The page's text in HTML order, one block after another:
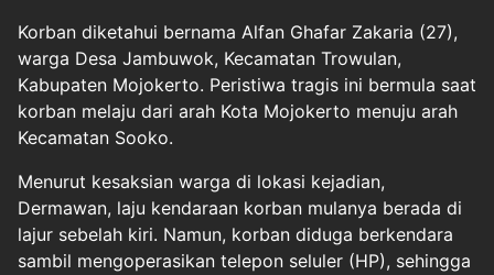
Korban diketahui bernama Alfan Ghafar Zakaria (27),
warga Desa Jambuwok, Kecamatan Trowulan,
Kabupaten Mojokerto. Peristiwa tragis ini bermula saat
korban melaju dari arah Kota Mojokerto menuju arah
Kecamatan Sooko.
Menurut kesaksian warga di lokasi kejadian,
Dermawan, laju kendaraan korban mulanya berada di
lajur sebelah kiri. Namun, korban diduga berkendara
sambil mengoperasikan telepon seluler (HP), sehingga